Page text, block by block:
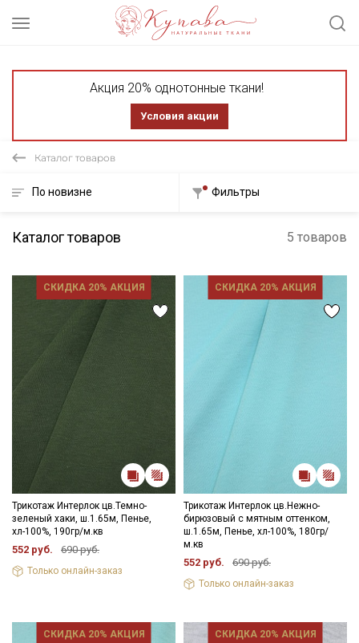
Акция 20% однотонные ткани!
Условия акции
Каталог товаров
По новизне Фильтры
Каталог товаров 5 товаров
СКИДКА 20% АКЦИЯ
Трикотаж Интерлок цв.Темно-
зеленый хаки, ш.1.65м, Пенье,
хл-100%, 190гр/м.кв
552 руб. 690 руб.
Только онлайн-заказ
СКИДКА 20% АКЦИЯ
Трикотаж Интерлок цв.Нежно-
бирюзовый с мятным оттенком,
ш.1.65м, Пенье, хл-100%, 180гр/
м.кв
552 руб. 690 руб.
Только онлайн-заказ
СКИДКА 20% АКЦИЯ СКИДКА 20% АКЦИЯ